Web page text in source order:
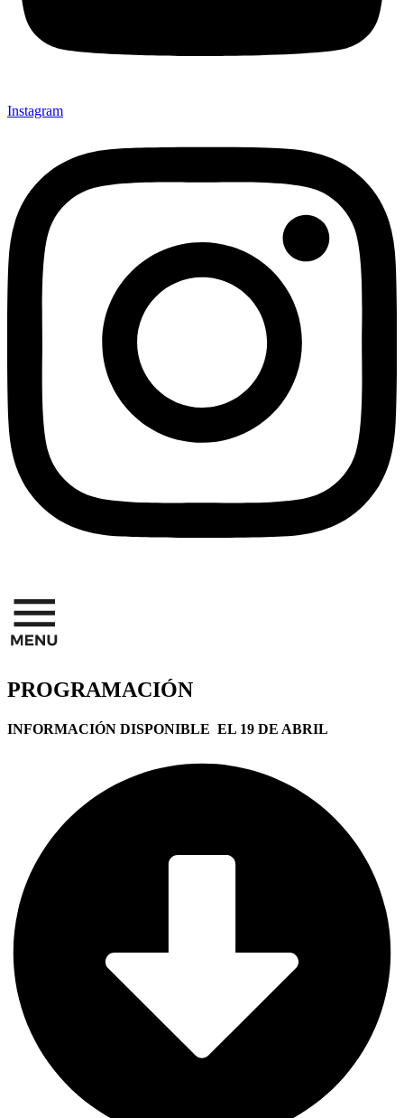
Instagram
PROGRAMACIÓN
INFORMACIÓN DISPONIBLE EL 19 DE ABRIL